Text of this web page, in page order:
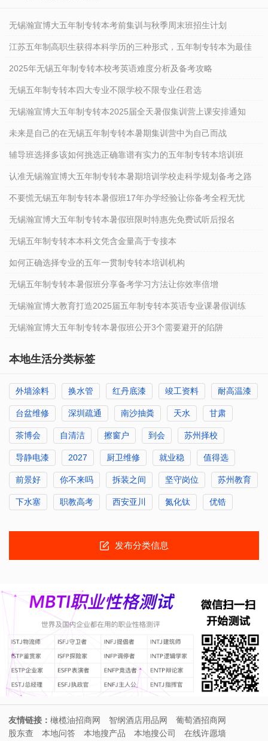
无锡瀚宣博大五年制专转本考前集训与秋季周末班招生计划
江苏五年制高职生获得本科学历的三种形式，五年制专转本为最佳
2025年无锡五年制专转本校考英语难度分析及备考攻略
无锡五年制专转本四大专业不限学校不限专业任君选
无锡瀚宣博大五年制专转本2025届全天暑假集训营上课安排通知
未来是自己的在无锡五年制专转本暑期集训营中为自己而战
辅导班选择多该如何挑选正确靠谱有实力的五年制专转本培训班
认准无锡瀚宣博大五年制专转本暑期培训学校走科学规划备考之路
不要慌无锡五年制专转本暑假班17年办学经验让你备考全程无忧
无锡瀚宣博大五年制专转本暑假班限时特惠先免费试听后报名
无锡五年制专转本本科文凭含金量高于专接本
如何正确选择专业的五年一贯制专转本培训机构
无锡五年制专转本暑假班分享备考学习方法让你效率倍增
无锡瀚宣博大教育打造2025届五年制专转本英语专业课暑假训练
无锡瀚宣博大五年制专转本暑假班公开3个需要避开的陷阱
本地生活分类标签
外墙涂料 换水管 红丹底漆 竣工资料 耐高温漆
台盆维修 深圳疏通 南沙抽粪 天水 甘肃
茶博会 自清洁 擦窗户 到会 苏州择校
导静电漆 2027 厨卫维修 就业稳 值得选
前景好 你不来吗 拆装之间 坚守岗位 苏州教育
下水塞 职教高考 西安亚川 氮化钛 优锆
发布分类信息
友情链接： 橄榄油招商网 智纲酒店用品网
葡萄酒招商网
股东查
本地问答 本地搜产品 本地搜公司 在线许愿墙